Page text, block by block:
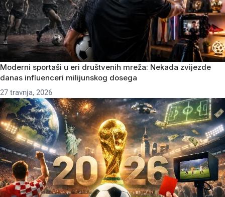
Moderni sportaši u eri društvenih mreža: Nekada zvijezde
danas influenceri milijunskog dosega
27 travnja, 2026